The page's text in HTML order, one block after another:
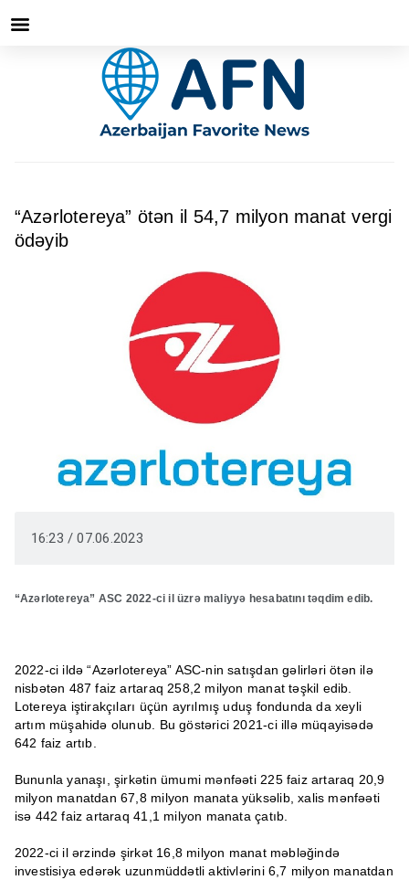
“Azərlotereya” ötən il 54,7 milyon manat vergi
ödəyib
16:23 / 07.06.2023
“Azərlotereya” ASC 2022-ci il üzrə maliyyə hesabatını təqdim edib.
2022-ci ildə “Azərlotereya” ASC-nin satışdan gəlirləri ötən ilə
nisbətən 487 faiz artaraq 258,2 milyon manat təşkil edib.
Lotereya iştirakçıları üçün ayrılmış uduş fondunda da xeyli
artım müşahidə olunub. Bu göstərici 2021-ci illə müqayisədə
642 faiz artıb.
Bununla yanaşı, şirkətin ümumi mənfəəti 225 faiz artaraq 20,9
milyon manatdan 67,8 milyon manata yüksəlib, xalis mənfəəti
isə 442 faiz artaraq 41,1 milyon manata çatıb.
2022-ci il ərzində şirkət 16,8 milyon manat məbləğində
investisiya edərək uzunmüddətli aktivlərini 6,7 milyon manatdan